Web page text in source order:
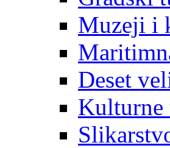
Muzeji i
Deset
Kulturne